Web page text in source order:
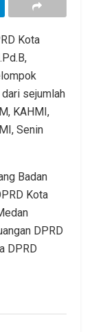
Kota
sejumlah
KAHMI,
Senin
Badan
Kota
DPRD
DPRD